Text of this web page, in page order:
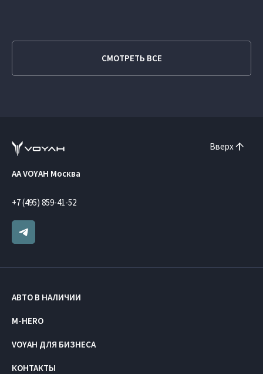
СМОТРЕТЬ ВСЕ
Вверх
AA VOYAH Москва
+7 (495) 859-41-52
АВТО В НАЛИЧИИ
M-HERO
VOYAH ДЛЯ БИЗНЕСА
КОНТАКТЫ